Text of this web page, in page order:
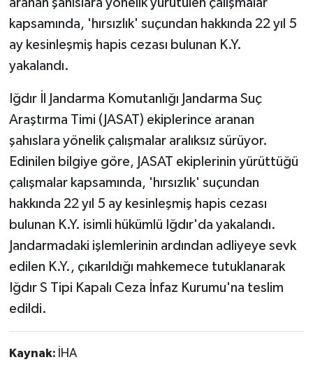
aranan şahıslara yönelik yürütülen çalışmalar
kapsamında, 'hırsızlık' suçundan hakkında 22 yıl 5
ay kesinleşmiş hapis cezası bulunan K.Y.
yakalandı.
Iğdır İl Jandarma Komutanlığı Jandarma Suç
Araştırma Timi (JASAT) ekiplerince aranan
şahıslara yönelik çalışmalar aralıksız sürüyor.
Edinilen bilgiye göre, JASAT ekiplerinin yürüttüğü
çalışmalar kapsamında, 'hırsızlık' suçundan
hakkında 22 yıl 5 ay kesinleşmiş hapis cezası
bulunan K.Y. isimli hükümlü Iğdır'da yakalandı.
Jandarmadaki işlemlerinin ardından adliyeye sevk
edilen K.Y., çıkarıldığı mahkemece tutuklanarak
Iğdır S Tipi Kapalı Ceza İnfaz Kurumu'na teslim
edildi.
Kaynak: İHA